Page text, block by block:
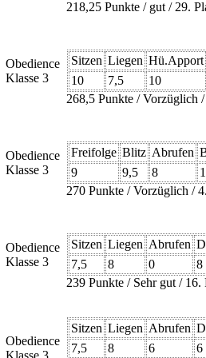
218,25 Punkte / gut / 29.
Obedience
Klasse 3
Sitzen Liegen Hü.Apport
10
7,5
10
268,5 Punkte / Vorzüglich
Obedience
Klasse 3
Freifolge Blitz Abrufen
9
9,5 8
270 Punkte / Vorzüglich /
Obedience
Klasse 3
Sitzen Liegen Abrufen
7,5
8 0
8
239 Punkte / Sehr gut /
Obedience
Sitzen Liegen Abrufen
7,5
8 6 6